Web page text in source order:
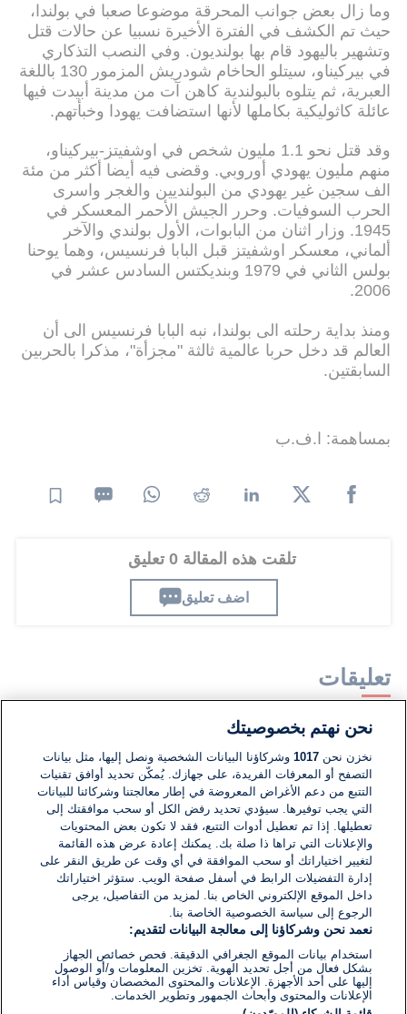
وما زال بعض جوانب المحرقة موضوعا صعبا في بولندا،
حيث تم الكشف في الفترة الأخيرة نسبيا عن حالات قتل
وتشهير باليهود قام بها بولنديون. وفي النصب التذكاري
في بيركيناو، سيتلو الحاخام شودريش المزمور 130 باللغة
العبرية، ثم يتلوه بالبولندية كاهن آت من مدينة أبيدت فيها
عائلة كاثوليكية بكاملها لأنها استضافت يهودا وخبأتهم.
وقد قتل نحو 1.1 مليون شخص في اوشفيتز-بيركيناو،
منهم مليون يهودي أوروبي. وقضى فيه أيضا أكثر من مئة
الف سجين غير يهودي من البولنديين والغجر واسرى
الحرب السوفيات. وحرر الجيش الأحمر المعسكر في
1945. وزار اثنان من البابوات، الأول بولندي والآخر
ألماني، معسكر اوشفيتز قبل البابا فرنسيس، وهما يوحنا
بولس الثاني في 1979 وبنديكتس السادس عشر في
2006.
ومنذ بداية رحلته الى بولندا، نبه البابا فرنسيس الى أن
العالم قد دخل حربا عالمية ثالثة "مجزأة"، مذكرا بالحربين
السابقتين.
بمساهمة: ا.ف.ب
تلقت هذه المقالة 0 تعليق
اضف تعليق
تعليقات
لا توجد تعليقات مكتوبة حتى الآن. كن الأول!
اكتب تعليقًا جديدًا ...
نحن نهتم بخصوصيتك
نخزن نحن1017 وشركاؤنا البيانات الشخصية ونصل إليها، مثل بيانات
التصفح أو المعرفات الفريدة، على جهازك. يُمكّن تحديد أوافق تقنيات
التتبع من دعم الأغراض المعروضة في إطار معالجتنا وشركائنا للبيانات
التي يجب توفيرها. سيؤدي تحديد رفض الكل أو سحب موافقتك إلى
تعطيلها. إذا تم تعطيل أدوات التتبع، فقد لا تكون بعض المحتويات
والإعلانات التي تراها ذا صلة بك. يمكنك إعادة عرض هذه القائمة
لتغيير اختياراتك أو سحب الموافقة في أي وقت عن طريق النقر على
إدارة التفضيلات الرابط في أسفل صفحة الويب. ستؤثر اختياراتك
داخل الموقع الإلكتروني الخاص بنا. لمزيد من التفاصيل، يرجى
الرجوع إلى سياسة الخصوصية الخاصة بنا.
نعمد نحن وشركاؤنا إلى معالجة البيانات لتقديم:
استخدام بيانات الموقع الجغرافي الدقيقة. فحص خصائص الجهاز
بشكل فعال من أجل تحديد الهوية. تخزين المعلومات و/أو الوصول
إليها على أحد الأجهزة. الإعلانات والمحتوى المخصصان وقياس أداء
الإعلانات والمحتوى وأبحاث الجمهور وتطوير الخدمات.